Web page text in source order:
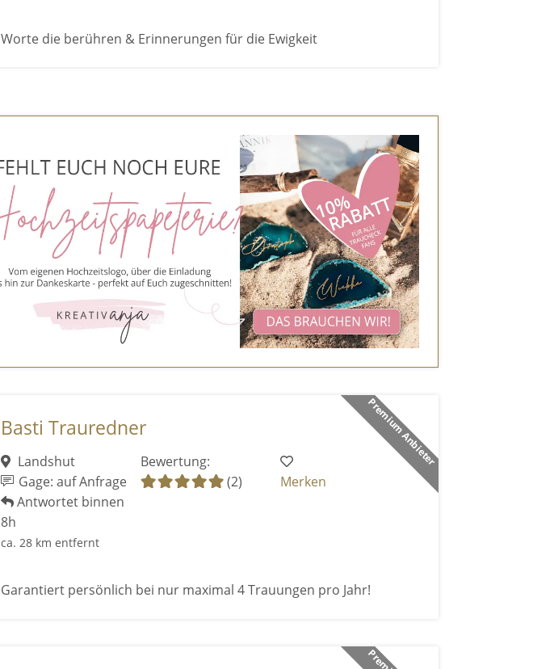
Worte die berühren & Erinnerungen für die Ewigkeit
Premium Anbieter
Basti Trauredner
Landshut
Gage: auf Anfrage
Antwortet binnen
8h
ca. 28 km entfernt
Bewertung:
(2)
Merken
Garantiert persönlich bei nur maximal 4 Trauungen pro Jahr!